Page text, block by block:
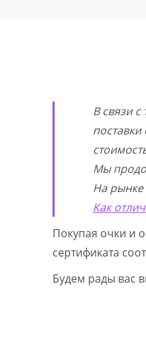
В связи
Мы
На рынке
Как
Покупая очки и
сертификата
Будем рады вас